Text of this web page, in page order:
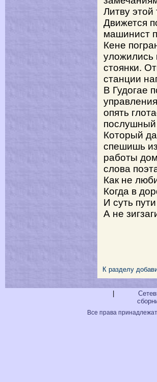
Литву этой
Движется
машинист
Кене
уложились
стоянки.
станции
В Гудогае
опять
послушный
Который
спешишь
работы
слова
Как не
Когда в
И суть
А не
К разделу
Все права